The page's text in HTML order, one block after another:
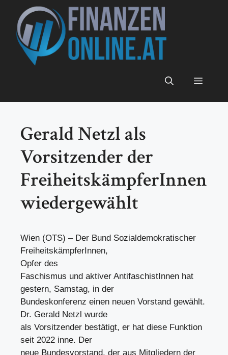
Inhalt
springen
Menü
Gerald Netzl als
Vorsitzender der
FreiheitskämpferInnen
wiedergewählt
Wien (OTS) – Der Bund Sozialdemokratischer
FreiheitskämpferInnen,
Opfer des
Faschismus und aktiver AntifaschistInnen hat
gestern, Samstag, in der
Bundeskonferenz einen neuen Vorstand gewählt.
Dr. Gerald Netzl wurde
als Vorsitzender bestätigt, er hat diese Funktion
seit 2022 inne. Der
neue Bundesvorstand, der aus Mitgliedern der